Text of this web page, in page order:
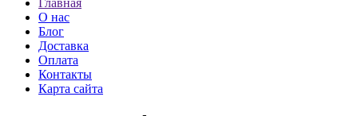
Главная
О нас
Блог
Доставка
Оплата
Контакты
Карта сайта